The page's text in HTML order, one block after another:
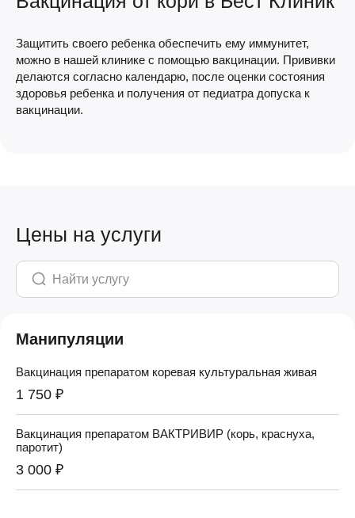
Защитить своего ребенка обеспечить ему иммунитет,
можно в нашей клинике с помощью вакцинации. Прививки
делаются согласно календарю, после оценки состояния
здоровья ребенка и получения от педиатра допуска к
вакцинации.
Цены на услуги
Манипуляции
Вакцинация препаратом коревая культуральная живая
1 750 ₽
Вакцинация препаратом ВАКТРИВИР (корь, краснуха,
паротит)
3 000 ₽